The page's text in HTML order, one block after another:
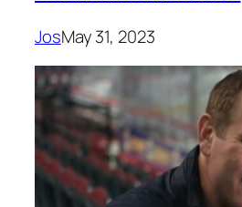
JosMay 31, 2023